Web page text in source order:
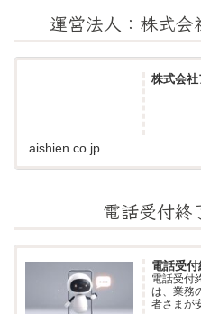
運営法人：株式会
株式会
aishien.co.jp
電話受付終
電話受
電話受付
は、業務
者さまが